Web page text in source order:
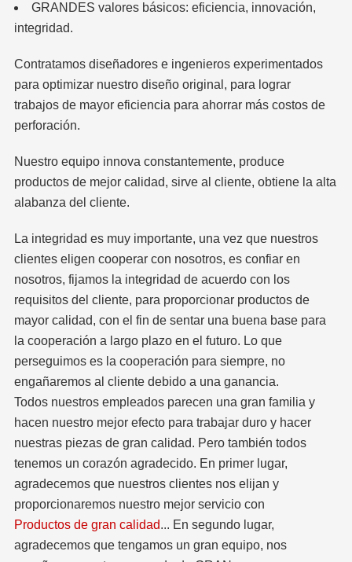
GRANDES valores básicos: eficiencia, innovación,
integridad.
Contratamos diseñadores e ingenieros experimentados
para optimizar nuestro diseño original, para lograr
trabajos de mayor eficiencia para ahorrar más costos de
perforación.
Nuestro equipo innova constantemente, produce
productos de mejor calidad, sirve al cliente, obtiene la alta
alabanza del cliente.
La integridad es muy importante, una vez que nuestros
clientes eligen cooperar con nosotros, es confiar en
nosotros, fijamos la integridad de acuerdo con los
requisitos del cliente, para proporcionar productos de
mayor calidad, con el fin de sentar una buena base para
la cooperación a largo plazo en el futuro. Lo que
perseguimos es la cooperación para siempre, no
engañaremos al cliente debido a una ganancia.
Todos nuestros empleados parecen una gran familia y
hacen nuestro mejor efecto para trabajar duro y hacer
nuestras piezas de gran calidad. Pero también todos
tenemos un corazón agradecido. En primer lugar,
agradecemos que nuestros clientes nos elijan y
proporcionaremos nuestro mejor servicio con
Productos de gran calidad... En segundo lugar,
agradecemos que tengamos un gran equipo, nos